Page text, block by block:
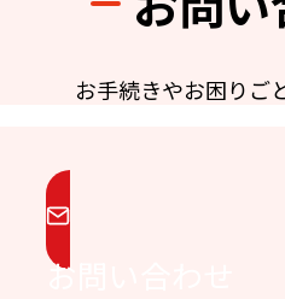
お手続きやお困りご
お問い合わせ